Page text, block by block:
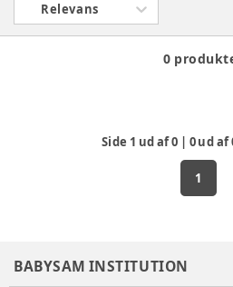
Relevans
0
Side 1 ud af0 0ud af
1
BABYSAM INSTITUTION